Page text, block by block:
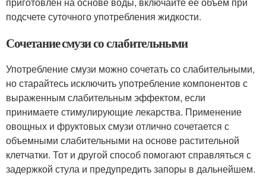
подсчете суточного употребления жидкости.
Сочетание смузи со слабительными
Употребление смузи можно сочетать со слабительными,
но старайтесь исключить употребление компонентов с
выраженным слабительным эффектом, если
принимаете стимулирующие лекарства. Применение
овощных и фруктовых смузи отлично сочетается с
объемными слабительными на основе растительной
клетчатки. Тот и другой способ помогают справляться с
задержкой стула и предупредить запоры в дальнейшем.